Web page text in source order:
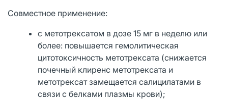
Совместное применение:
с метотрексатом в дозе 15 мг в неделю или
более: повышается гемолитическая
цитотоксичность метотрексата (снижается
почечный клиренс метотрексата и
метотрексат замещается салицилатами в
связи с белками плазмы крови);